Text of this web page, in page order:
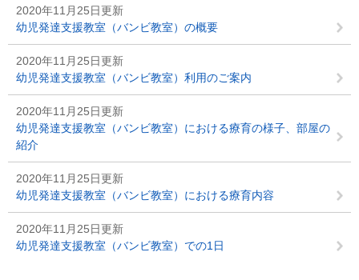
2020年11月25日更新
幼児発達支援教室（バンビ教室）の概要
2020年11月25日更新
幼児発達支援教室（バンビ教室）利用のご案内
2020年11月25日更新
幼児発達支援教室（バンビ教室）における療育の様子、部屋の
紹介
2020年11月25日更新
幼児発達支援教室（バンビ教室）における療育内容
2020年11月25日更新
幼児発達支援教室（バンビ教室）での1日